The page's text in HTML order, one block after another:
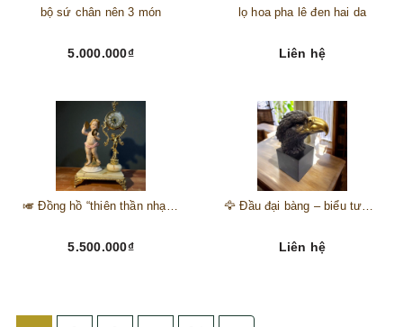
bộ sứ chân nên 3 món
5.000.000₫
lọ hoa pha lê đen hai da
Liên hệ
🎺 Đồng hồ “thiên thần nhạc hội” – tuyệt mỹ phẩm trang trí phong cách hoàng gia 🎼
5.500.000₫
🦅 Đầu đại bàng – biểu tượng của kẻ chinh phục trên đỉnh núi thành công 🦅
Liên hệ